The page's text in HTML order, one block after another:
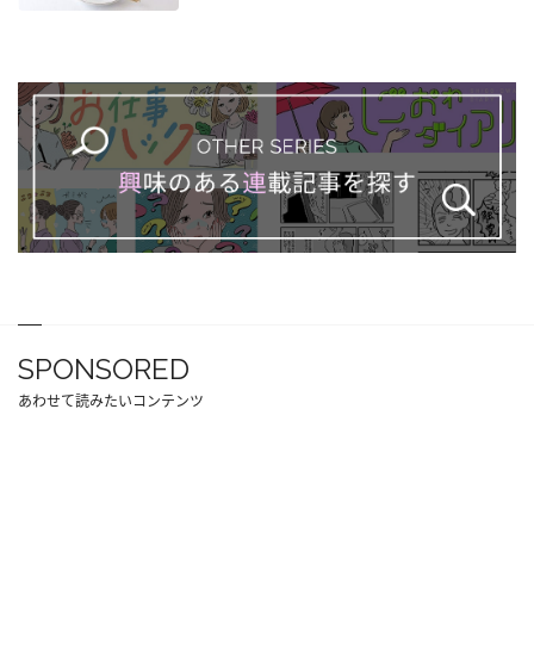
SPONSORED
あわせて読みたいコンテンツ